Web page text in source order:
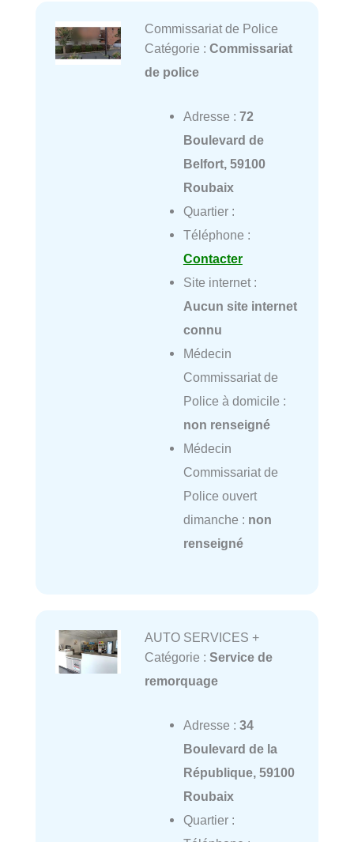
Commissariat de Police
Catégorie : Commissariat
de police
Adresse : 72
Boulevard de
Belfort, 59100
Roubaix
Quartier :
Téléphone :
Contacter
Site internet :
Aucun site internet
connu
Médecin
Commissariat de
Police à domicile :
non renseigné
Médecin
Commissariat de
Police ouvert
dimanche : non
renseigné
AUTO SERVICES +
Catégorie : Service de
remorquage
Adresse : 34
Boulevard de la
République, 59100
Roubaix
Quartier :